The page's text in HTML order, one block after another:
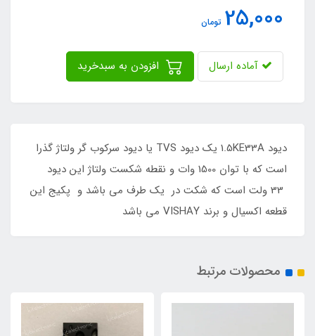
25,000 تومان
آماده ارسال
دیود 1.5KE33A یک دیود TVS یا دیود سرکوب گر ولتاژ گذرا
است که با توان 1500 وات و نقطه شکست ولتاژ این دیود
33 ولت است که شکت در یک طرف می باشد و پکیج این
قطعه اکسیال و برند VISHAY می باشد
محصولات مرتبط